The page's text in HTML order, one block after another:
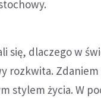
się, dlaczego w
rozkwita.
stylem życia. W